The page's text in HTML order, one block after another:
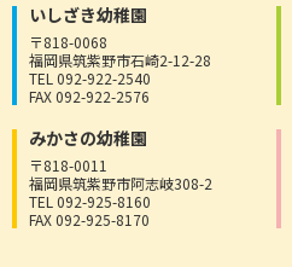
いしざき幼稚園
〒818-0068
福岡県筑紫野市石崎2-12-28
TEL 092-922-2540
FAX 092-922-2576
みかさの幼稚園
〒818-0011
福岡県筑紫野市阿志岐308-2
TEL 092-925-8160
FAX 092-925-8170